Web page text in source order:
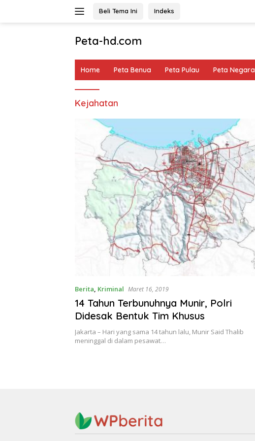
Beli Tema Ini Indeks
Peta-hd.com
Gambar
HD
Home Peta Benua Peta Pulau Peta Negara
Kejahatan
Berita, Kriminal Maret 16, 2019
14 Tahun Terbunuhnya Munir, Polri
Didesak Bentuk Tim Khusus
Jakarta – Hari yang sama 14 tahun lalu, Munir Said Thalib
meninggal di dalam pesawat…